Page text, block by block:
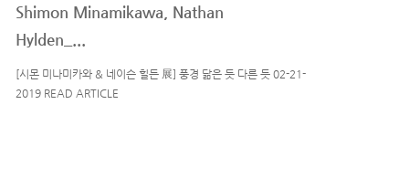
Shimon Minamikawa, Nathan
Hylden_...
[시몬 미나미카와 & 네이슨 힐든 展] 풍경 닮은 듯 다른 듯 02-21-
2019 READ ARTICLE